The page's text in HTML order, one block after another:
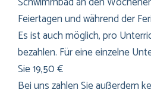
Feiertagen und während der
Es ist auch möglich, pro
bezahlen. Für eine einzelne
Sie 19,50 €
Bei uns zahlen Sie außerdem